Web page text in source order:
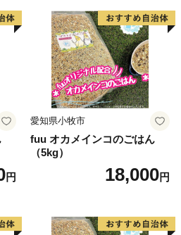
円
愛知県小牧市
fuu オカメインコのごはん
（5kg）
18,000円